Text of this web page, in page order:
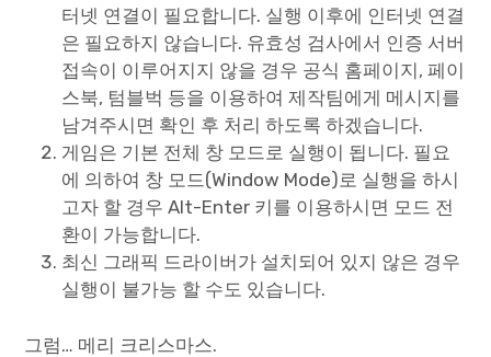
터넷 연결이 필요합니다. 실행 이후에 인터넷 연결
은 필요하지 않습니다. 유효성 검사에서 인증 서버
접속이 이루어지지 않을 경우 공식 홈페이지, 페이
스북, 텀블벅 등을 이용하여 제작팀에게 메시지를
남겨주시면 확인 후 처리 하도록 하겠습니다.
게임은 기본 전체 창 모드로 실행이 됩니다. 필요
에 의하여 창 모드(Window Mode)로 실행을 하시
고자 할 경우 Alt-Enter 키를 이용하시면 모드 전
환이 가능합니다.
최신 그래픽 드라이버가 설치되어 있지 않은 경우
실행이 불가능 할 수도 있습니다.
그럼… 메리 크리스마스.